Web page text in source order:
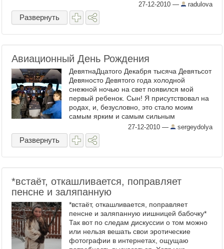
27-12-2010 — radulova
Развернуть
Авиационный День Рождения
ДевятнаДцатого Декабря тысяча Девятьсот
Девяносто Девятого года холодной
снежной ночью на свет появился мой
первый ребенок. Сын! Я присутствовал на
родах, и, безусловно, это стало моим
самым ярким и самым сильным
эмоциональным переживанием за ...
27-12-2010 — sergeydolya
Развернуть
*встаёт, откашливается, поправляет
пенсне и заляпанную
*встаёт, откашливается, поправляет
пенсне и заляпанную иишницей бабочку*
Так вот по следам дискуссии о том можно
или нельзя вешать свои эротические
фотографии в интернетах, ощущаю